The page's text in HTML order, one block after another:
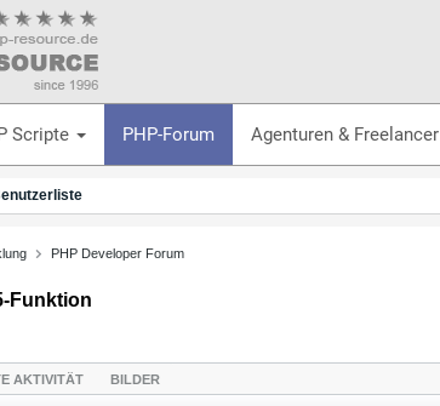
Scripte PHP-Forum Agenturen & Freelancer
PHP Developer Forum
Funktion
AKTIVITÄT BILDER